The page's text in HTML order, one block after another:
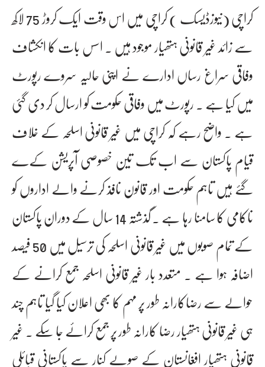
کراچی (نیوزڈیسک ) کراچی میں اس وقت ایک کروڑ 75 لاکھ
سے زائد غیر قانونی ہتھیار موجود ہیں ۔ اسس بات کا انکشاف
وفاقی سراغ رساں ادارے نے اپنی حالیہ سروے رپورٹ
میں کیا ہے ۔ رپورٹ میں وفاقی حکومت کو ارسال کر دی گئی
ہے ۔ واضح رہے کہ کراچی میں غیر قانونی اسلحہ کے خلاف
قیام پاکستان سے اب تک تین خصوصی آپریشن کےے
گئے ہیں تاہم حکومت اور قانون نافذ کرنے والے اداروں کو
ناکامی کا سامنا رہا ہے ۔ گذشتہ 14 سال کے دوران پاکستان
کے تمام صوبوں میں غیر قانونی اسلحہ کی ترسیل میں 50 فیصد
اضافہ ہوا ہے ۔ متعدد بار غیر قانونی اسلحہ جمع کرانے کے
حوالے سے رضاکارانہ طور پر مہم کا بھی اعلان کیا گیا تاہم چند
ہی غیر قانونی ہتھیار رضا کارانہ طور پر جمع کرائے جا سکے ۔ غیر
قانونی ہتھیار افغانستان کے صوبے کنار سے پاکستانی قبائلی